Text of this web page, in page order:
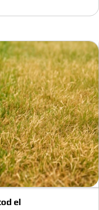
el